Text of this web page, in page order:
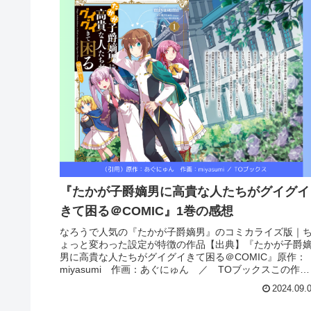
『たかが子爵嫡男に高貴な人たちがグイグイ
きて困る＠COMIC』1巻の感想
なろうで人気の『たかが子爵嫡男』のコミカライズ版｜ち
ょっと変わった設定が特徴の作品【出典】『たかが子爵
男に高貴な人たちがグイグイきて困る＠COMIC』原作：
miyasumi 作画：あぐにゅん ／ TOブックスこの作品